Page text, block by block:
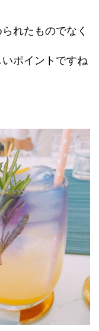
れたものでなく
ポイントですね